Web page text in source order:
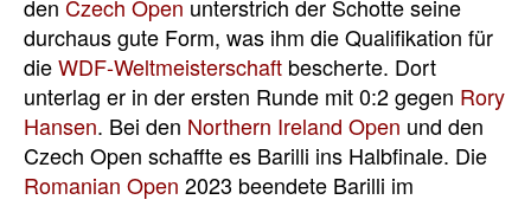
den Czech Open unterstrich der Schotte seine
durchaus gute Form, was ihm die Qualifikation für
dieWDF-Weltmeisterschaft bescherte. Dort
unterlag er in der ersten Runde mit 0:2 gegen Rory
Hansen. Bei den Northern Ireland Open und den
Czech Open schaffte es Barilli ins Halbfinale. Die
Romanian Open 2023 beendete Barilli im